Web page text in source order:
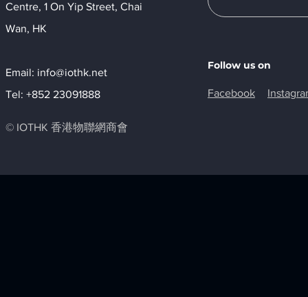
Centre, 1 On Yip Street, Chai
Wan, HK​
Email: info@iothk.net
Tel: +852 23091888
© IOTHK 香港物聯網商會
Follow us on
Facebook